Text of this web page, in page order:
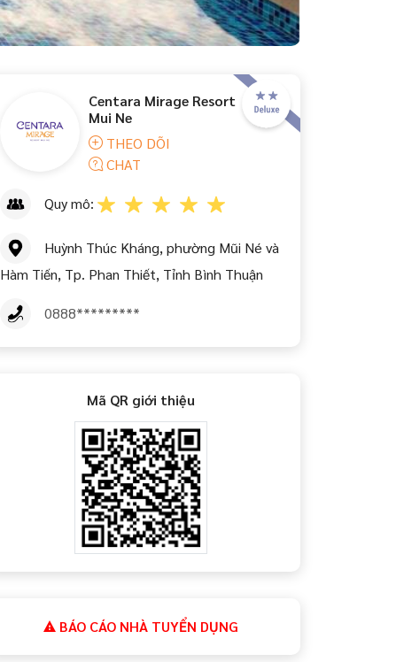
Centara Mirage Resort
Mui Ne
THEO DÕI
CHAT
Quy mô:
Huỳnh Thúc Kháng, phường Mũi Né và
Hàm Tiến, Tp. Phan Thiết, Tỉnh Bình Thuận
0888*********
Mã QR giới thiệu
BÁO CÁO NHÀ TUYỂN DỤNG